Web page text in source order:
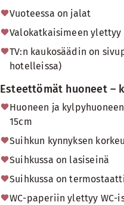
Vuoteessa on jalat
Valokatkaisimeen
TV:n kaukosäädin on
hotelleissa)
Esteettömät huoneet –
Huoneen ja
15cm
Suihkun kynnyksen
Suihkussa on lasiseinä
Suihkussa on
WC-paperiin ylettyy